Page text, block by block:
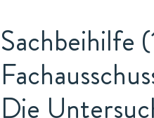
Sachbeihilfe
Die